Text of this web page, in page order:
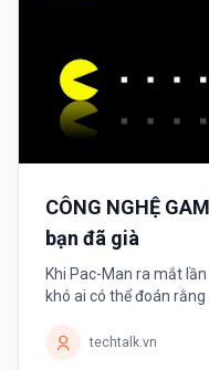
CÔNG NGHỆ
bạn đã già
Khi Pac-Man ra mắt
khó ai có thể đoán
1970-1980, trò chơi...
techtalk.vn